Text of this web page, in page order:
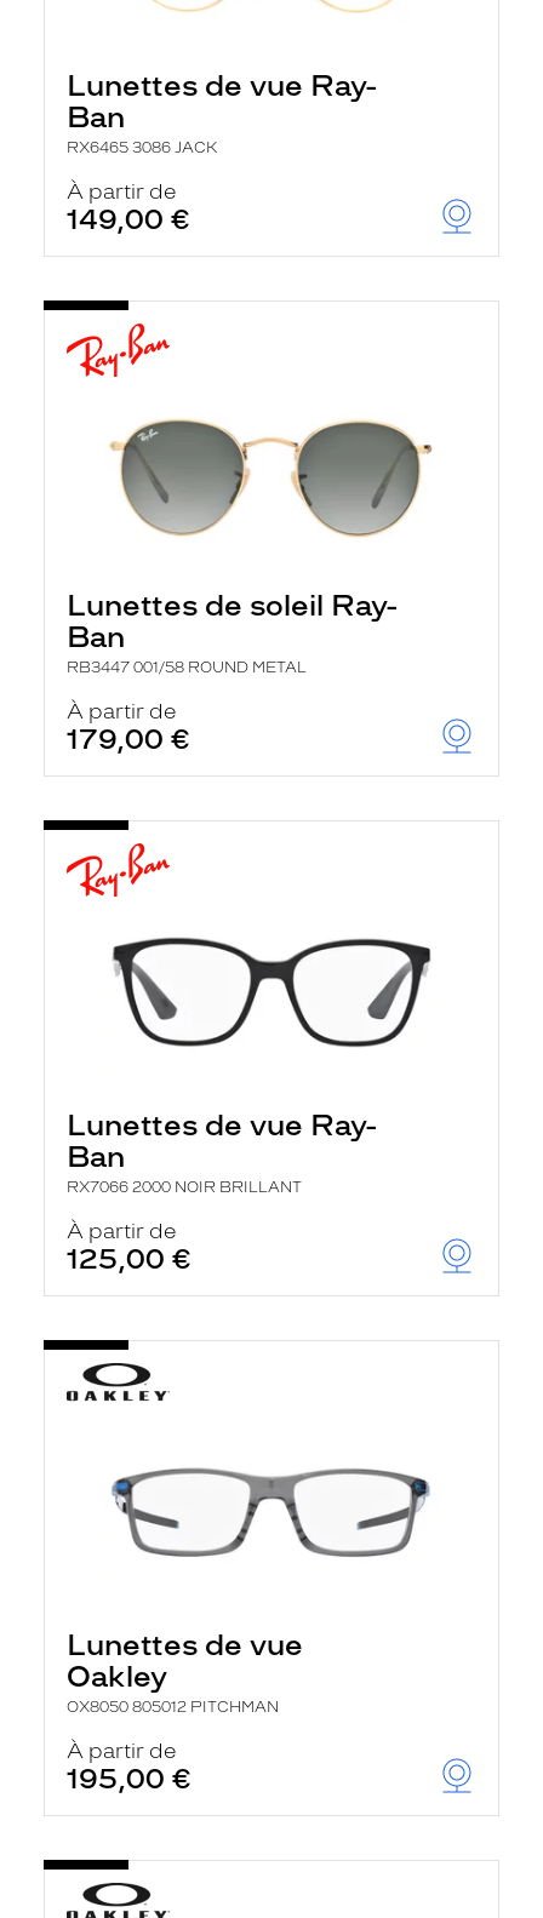
Lunettes de vue Ray-
Ban
RX6465 3086 JACK
À partir de
149,00 €
Lunettes de soleil Ray-
Ban
RB3447 001/58 ROUND METAL
À partir de
179,00 €
Lunettes de vue Ray-
Ban
RX7066 2000 NOIR BRILLANT
À partir de
125,00 €
Lunettes de vue
Oakley
OX8050 805012 PITCHMAN
À partir de
195,00 €